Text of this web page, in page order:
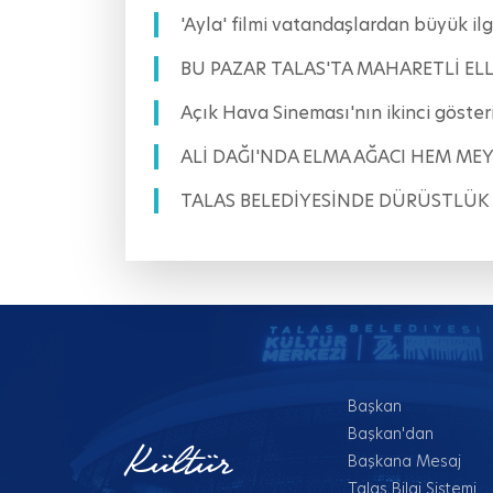
'Ayla' filmi vatandaşlardan büyük ilgi
BU PAZAR TALAS'TA MAHARETLİ
Açık Hava Sineması'nın ikinci
ALİ DAĞI'NDA ELMA AĞACI HEM
TALAS BELEDİYESİNDE
Kültür
Başkan
Başkan'dan
Başkana Mesaj